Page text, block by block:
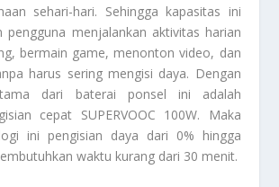
sehari-hari. Sehingga kapasitas ini
pengguna menjalankan aktivitas harian
bermain game, menonton video, dan
harus sering mengisi daya. Dengan
dari baterai ponsel ini adalah
cepat SUPERVOOC 100W. Maka
ini pengisian daya dari 0% hingga
waktu kurang dari 30 menit.